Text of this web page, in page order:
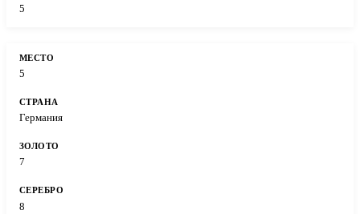
5
5
Германия
7
8